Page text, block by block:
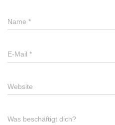
Name *
E-Mail *
Website
Was beschäftigt dich?